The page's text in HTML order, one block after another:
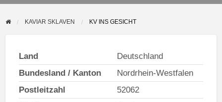
melden
KAVIAR SKLAVEN KV INS GESICHT
Land
Deutschland
Bundesland / Kanton
Nordrhein-Westfalen
Postleitzahl
52062